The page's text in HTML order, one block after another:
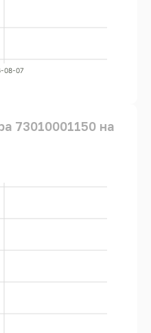
08-07
73010001150 на